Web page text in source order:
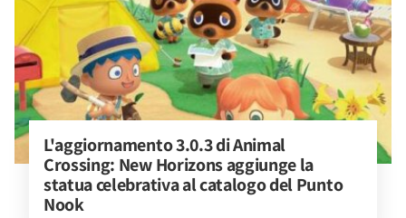
L'aggiornamento 3.0.3 di Animal
Crossing: New Horizons aggiunge la
statua celebrativa al catalogo del Punto
Nook